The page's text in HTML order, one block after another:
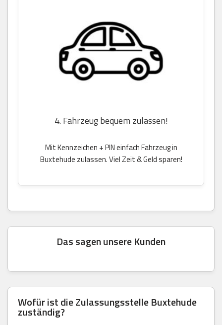
4. Fahrzeug bequem zulassen!
Mit Kennzeichen + PIN einfach Fahrzeug in
Buxtehude zulassen. Viel Zeit & Geld sparen!
Das sagen unsere Kunden
Wofür ist die Zulassungsstelle Buxtehude
zuständig?